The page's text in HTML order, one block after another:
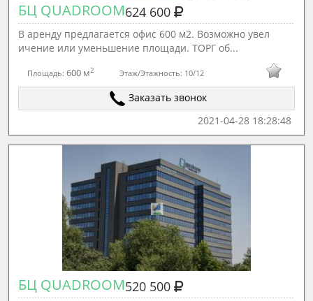
БЦ QUADROOM624 600
В аренду предлагается офис 600 м2. Возможно увел
ичение или уменьшение площади. ТОРГ об...
Площадь: 600 м2 Этаж/Этажность: 10/12
Заказать звонок
2021-04-28 18:28:48
БЦ QUADROOM520 500